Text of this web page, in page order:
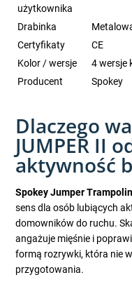
użytkownika
Drabinka
Certyfikaty
CE
Kolor / wersje
4 wersje
Producent
Spokey
Dlaczego
JUMPER II
aktywność
Spokey Jumper
sens dla osób lubiących
domowników do ruchu.
angażuje mięśnie i
formą rozrywki, która nie
przygotowania.